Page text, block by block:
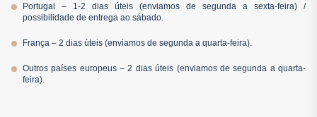
Portugal – 1-2 dias úteis (enviamos de segunda a sexta-feira) /
possibilidade de entrega ao sábado.
França – 2 dias úteis (enviamos de segunda a quarta-feira).
Outros países europeus – 2 dias úteis (enviamos de segunda a quarta-
feira).